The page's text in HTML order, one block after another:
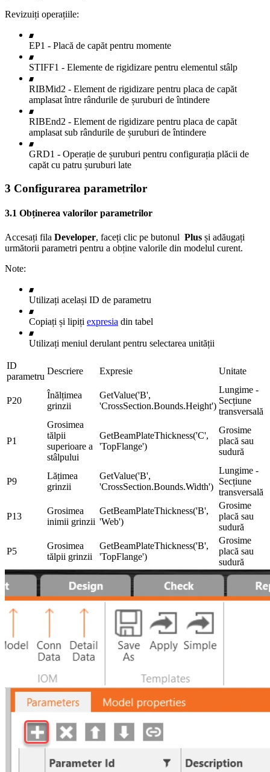
Revizuiți operațiile:
EP1 - Placă de capăt pentru momente
STIFF1 - Elemente de rigidizare pentru elementul stâlp
RIBMid2 - Element de rigidizare pentru placa de capăt
amplasat între rândurile de șuruburi de întindere
RIBEnd2 - Element de rigidizare pentru placa de capăt
amplasat sub rândurile de șuruburi de întindere
GRD1 - Operație de șuruburi pentru configurația plăcii de
capăt cu patru șuruburi late
3 Configurarea parametrilor
3.1 Obținerea valorilor parametrilor
Accesați fila Developer, faceți clic pe butonul Plus și adăugați
următorii parametri pentru a obține valorile din modelul curent.
Note:
Utilizați același ID de parametru
Copiați și lipiți expresia din tabel
Utilizați meniul derulant pentru selectarea unității
ID
parametru
Descriere Expresie Unitate
P20
Înălțimea
grinzii
GetValue('B',
'CrossSection.Bounds.Height')
Lungime -
Secțiune
transversală
P1
Grosimea
tălpii
superioare a
stâlpului
GetBeamPlateThickness('C',
'TopFlange')
Grosime
placă sau
sudură
P9
Lățimea
grinzii
GetValue('B',
'CrossSection.Bounds.Width')
Lungime -
Secțiune
transversală
P13
Grosimea
inimii grinzii
GetBeamPlateThickness('B',
'Web')
Grosime
placă sau
sudură
P5
Grosimea
tălpii grinzii
GetBeamPlateThickness('B',
'TopFlange')
Grosime
placă sau
sudură